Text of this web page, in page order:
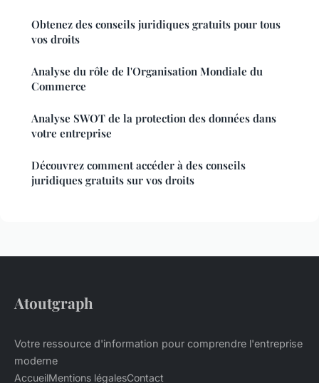
Obtenez des conseils juridiques gratuits pour tous
vos droits
Analyse du rôle de l'Organisation Mondiale du
Commerce
Analyse SWOT de la protection des données dans
votre entreprise
Découvrez comment accéder à des conseils
juridiques gratuits sur vos droits
Atoutgraph
Votre ressource d'information pour comprendre l'entreprise
moderne
AccueilMentions légalesContact